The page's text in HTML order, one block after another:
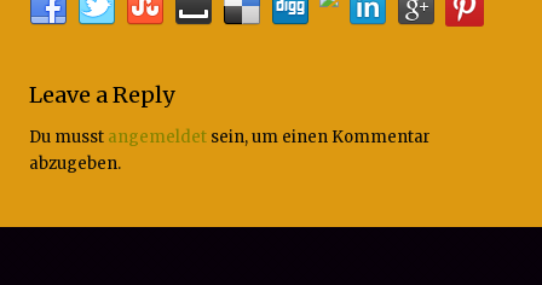
Leave a Reply
Du musst angemeldet sein, um einen Kommentar
abzugeben.